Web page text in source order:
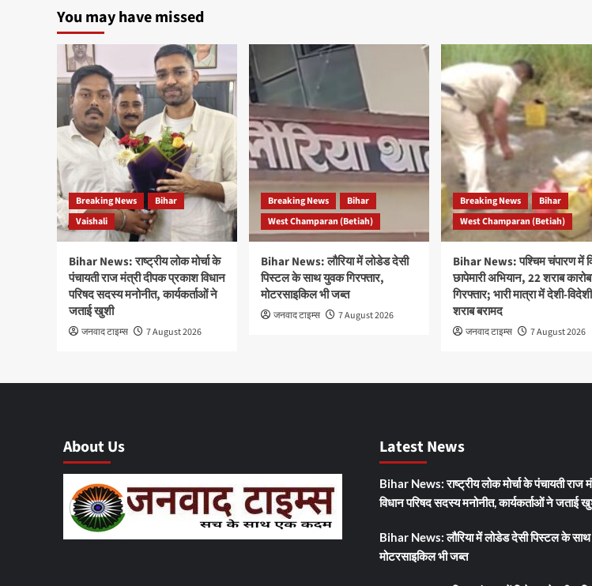
You may have missed
Breaking News
Bihar
Vaishali
Bihar News: राष्ट्रीय लोक मोर्चा के
पंचायती राज मंत्री दीपक प्रकाश विधान
परिषद सदस्य मनोनीत, कार्यकर्ताओं ने
जताई खुशी
जनवाद टाइम्स 7 August 2026
Breaking News
Bihar
West Champaran (Betiah)
Bihar News: लौरिया में लोडेड देसी
पिस्टल के साथ युवक गिरफ्तार,
मोटरसाइकिल भी जब्त
जनवाद टाइम्स 7 August 2026
Breaking News
Bihar
West Champaran (Betiah)
Bihar News: पश्चिम चंपारण में
छापेमारी अभियान, 22 शराब
गिरफ्तार; भारी मात्रा में देशी-विदेशी
शराब बरामद
जनवाद टाइम्स 7 August 2026
About Us Latest News
Bihar News: राष्ट्रीय लोक मोर्चा के पंचायती राज
विधान परिषद सदस्य मनोनीत, कार्यकर्ताओं ने जताई
Bihar News: लौरिया में लोडेड देसी पिस्टल के साथ
मोटरसाइकिल भी जब्त